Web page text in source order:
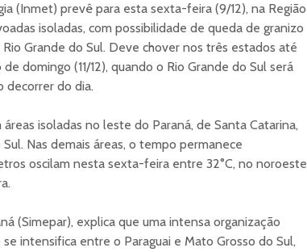
(Inmet) prevê para esta sexta-feira (9/12), na Região
isoladas, com possibilidade de queda de granizo
Grande do Sul. Deve chover nos três estados até
domingo (11/12), quando o Rio Grande do Sul será
decorrer do dia.
isoladas no leste do Paraná, de Santa Catarina,
Nas demais áreas, o tempo permanece
oscilam nesta sexta-feira entre 32°C, no noroeste
(Simepar), explica que uma intensa organização
intensifica entre o Paraguai e Mato Grosso do Sul,